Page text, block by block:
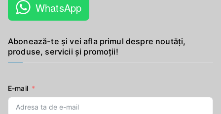
WhatsApp
Abonează-te și vei afla primul despre noutăți,
produse, servicii și promoții!
E-mail